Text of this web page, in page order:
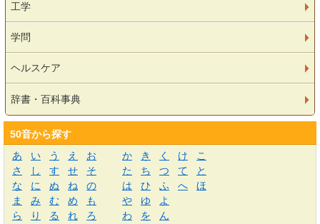
工学
学問
ヘルスケア
辞書・百科事典
50音から探す
あ
い う え お か き く け
こ
さ
し す せ そ た ち つ て
と
な
に ぬ ね の は ひ ふ へ
ほ
ま
み む め も や ゆ
よ
ら
り る れ ろ わ を
ん